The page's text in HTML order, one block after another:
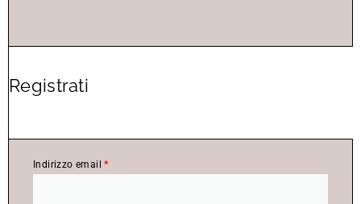
Registrati
Indirizzo email*